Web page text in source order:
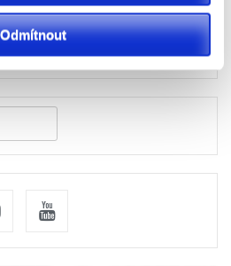
cookie.
reklam, poskytování funkcí
naší návštěvnosti využíváme
o tom, jak náš web používáte,
pro sociální média, inzerci a
mohou zkombinovat s
jste jim poskytli nebo které
používáte jejich služby.
Odmítnout